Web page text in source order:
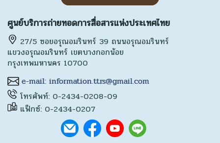
ศูนย์บริการถ่ายทอดการสื่อสารแห่งประเทศไทย
27/5 ซอยอรุณอมรินทร์ 39 ถนนอรุณอมรินทร์
แขวงอรุณอมรินทร์ เขตบางกอกน้อย
กรุงเทพมหานคร 10700
โทรศัพท์: 0-2434-0208-09
แฟ็กซ์: 0-2434-0207